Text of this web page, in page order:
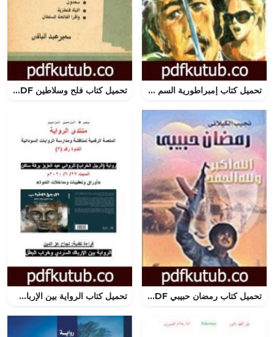
تحميل كتاب إمبراطورية السم – سلسلة رجل المستحيل PDF تأليف نبيل فاروق مجانا [كامل] تحميل كتاب فلح وسلاطين PDF تأليف سمير عبد الباقي مجانا [كامل]
تحميل كتاب رمضان حبيبي PDF تأليف نجيب الكيلاني مجانا [كامل] تحميل كتاب الرواية بين الإرباك السّردي وخراب البطل PDF تأليف منتدى الرواية السودانية مجانا [كامل]